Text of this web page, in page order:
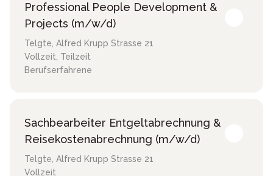
Professional People Development &
Projects (m/w/d)
Telgte, Alfred Krupp Strasse 21
Vollzeit, Teilzeit
Berufserfahrene
Sachbearbeiter Entgeltabrechnung &
Reisekostenabrechnung (m/w/d)
Telgte, Alfred Krupp Strasse 21
Vollzeit